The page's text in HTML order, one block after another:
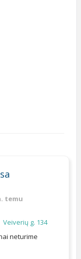
temu
Veiverių g. 134
neturime